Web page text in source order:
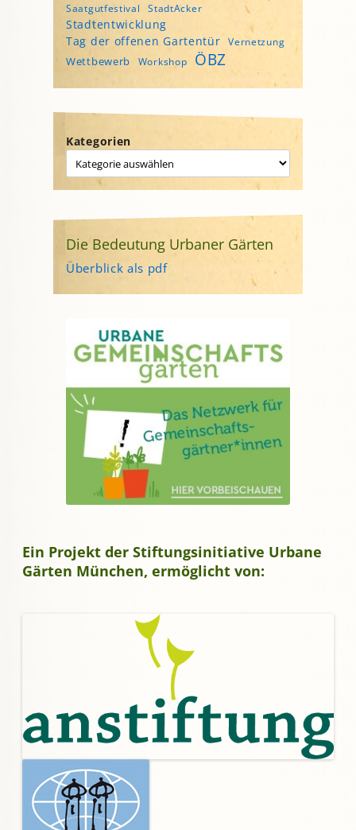
Saatgutfestival StadtAcker
Stadtentwicklung
Tag der offenen Gartentür
Vernetzung
Wettbewerb Workshop ÖBZ
Kategorien
Die Bedeutung Urbaner Gärten
Überblick als pdf
Ein Projekt der Stiftungsinitiative Urbane
Gärten München, ermöglicht von: